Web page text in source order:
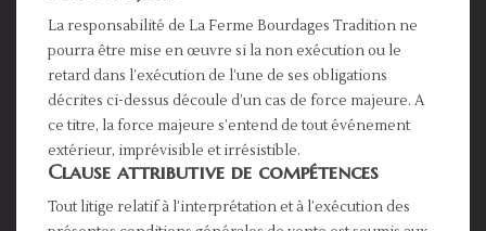
La responsabilité de La Ferme Bourdages Tradition ne
pourra être mise en œuvre si la non exécution ou le
retard dans l’exécution de l’une de ses obligations
décrites ci-dessus découle d’un cas de force majeure. A
ce titre, la force majeure s’entend de tout événement
extérieur, imprévisible et irrésistible.
Clause attributive de compétences
Tout litige relatif à l’interprétation et à l’exécution des